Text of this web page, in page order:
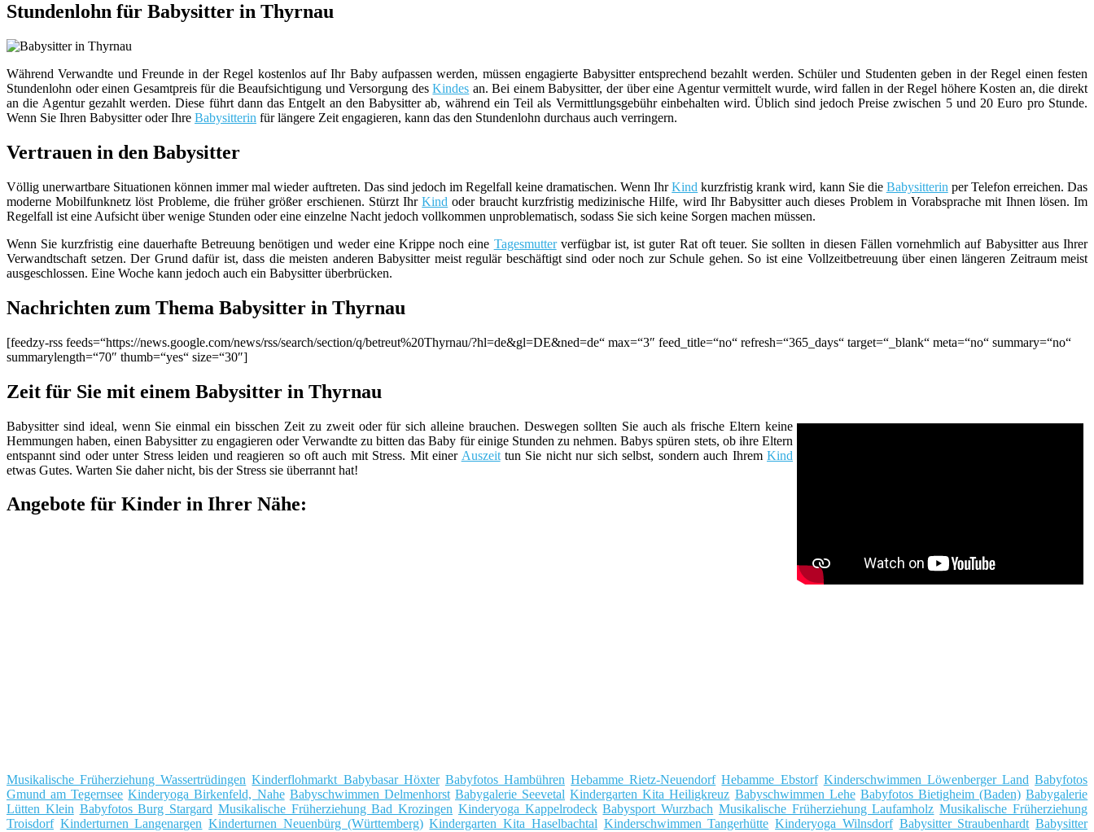
Stundenlohn für Babysitter in Thyrnau
Während Verwandte und Freunde in der Regel kostenlos auf Ihr Baby aufpassen werden, müssen engagierte Babysitter entsprechend bezahlt werden. Schüler und Studenten geben in der Regel einen festen
Stundenlohn oder einen Gesamtpreis für die Beaufsichtigung und Versorgung desKindes an. Bei einem Babysitter, der über eine Agentur vermittelt wurde, wird fallen in der Regel höhere Kosten an, die direkt
an die Agentur gezahlt werden. Diese führt dann das Entgelt an den Babysitter ab, während ein Teil als Vermittlungsgebühr einbehalten wird. Üblich sind jedoch Preise zwischen 5 und 20 Euro pro Stunde.
Wenn Sie Ihren Babysitter oder Ihre Babysitterin für längere Zeit engagieren, kann das den Stundenlohn durchaus auch verringern.
Vertrauen in den Babysitter
Völlig unerwartbare Situationen können immer mal wieder auftreten. Das sind jedoch im Regelfall keine dramatischen. Wenn IhrKind kurzfristig krank wird, kann Sie die Babysitterin per Telefon erreichen. Das
moderne Mobilfunknetz löst Probleme, die früher größer erschienen. Stürzt IhrKind oder braucht kurzfristig medizinische Hilfe, wird Ihr Babysitter auch dieses Problem in Vorabsprache mit Ihnen lösen. Im
Regelfall ist eine Aufsicht über wenige Stunden oder eine einzelne Nacht jedoch vollkommen unproblematisch, sodass Sie sich keine Sorgen machen müssen.
Wenn Sie kurzfristig eine dauerhafte Betreuung benötigen und weder eine Krippe noch eine Tagesmutterverfügbar ist, ist guter Rat oft teuer. Sie sollten in diesen Fällen vornehmlich auf Babysitter aus Ihrer
Verwandtschaft setzen. Der Grund dafür ist, dass die meisten anderen Babysitter meist regulär beschäftigt sind oder noch zur Schule gehen. So ist eine Vollzeitbetreuung über einen längeren Zeitraum meist
ausgeschlossen. Eine Woche kann jedoch auch ein Babysitter überbrücken.
Nachrichten zum Thema Babysitter in Thyrnau
[feedzy-rss feeds=“https://news.google.com/news/rss/search/section/q/betreut%20Thyrnau/?hl=de&gl=DE&ned=de“ max=“3″ feed_title=“no“ refresh=“365_days“ target=“_blank“ meta=“no“ summary=“no“
summarylength=“70″ thumb=“yes“ size=“30″]
Zeit für Sie mit einem Babysitter in Thyrnau
Babysitter sind ideal, wenn Sie einmal ein bisschen Zeit zu zweit oder für sich alleine brauchen. Deswegen sollten Sie auch als frische Eltern keine
Hemmungen haben, einen Babysitter zu engagieren oder Verwandte zu bitten das Baby für einige Stunden zu nehmen. Babys spüren stets, ob ihre Eltern
entspannt sind oder unter Stress leiden und reagieren so oft auch mit Stress. Mit einer Auszeittun Sie nicht nur sich selbst, sondern auch IhremKind
etwas Gutes. Warten Sie daher nicht, bis der Stress sie überrannt hat!
Angebote für Kinder in Ihrer Nähe:
Musikalische Früherziehung Wassertrüdingen Kinderflohmarkt Babybasar Höxter Babyfotos Hambühren Hebamme Rietz-Neuendorf Hebamme Ebstorf Kinderschwimmen Löwenberger Land Babyfotos
Gmund am Tegernsee Kinderyoga Birkenfeld, Nahe Babyschwimmen Delmenhorst Babygalerie Seevetal Kindergarten Kita Heiligkreuz Babyschwimmen Lehe Babyfotos Bietigheim (Baden) Babygalerie
Lütten Klein Babyfotos Burg Stargard Musikalische Früherziehung Bad Krozingen Kinderyoga Kappelrodeck Babysport Wurzbach Musikalische Früherziehung Laufamholz Musikalische Früherziehung
Troisdorf Kinderturnen Langenargen Kinderturnen Neuenbürg (Württemberg) Kindergarten Kita Haselbachtal Kinderschwimmen Tangerhütte Kinderyoga Wilnsdorf Babysitter Straubenhardt Babysitter